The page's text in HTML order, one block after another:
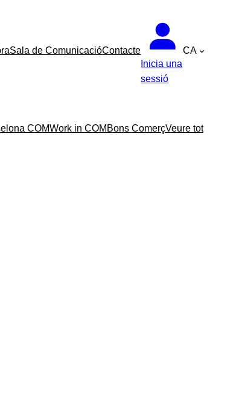
Sala de ComunicacióContacte
Inicia una
sessió
CA
COMWork in COM Bons ComerçVeure tot